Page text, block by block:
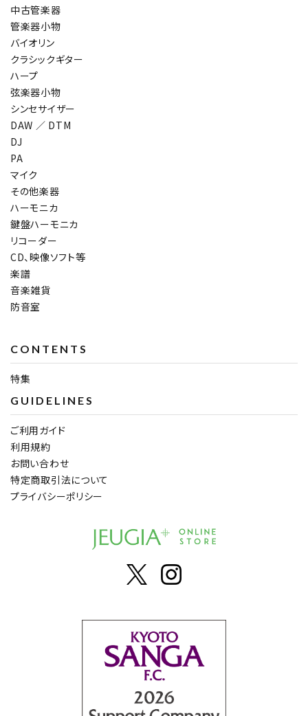
中古管楽器
管楽器小物
バイオリン
クラシックギター
ハープ
弦楽器小物
シンセサイザー
DAW ／ DTM
DJ
PA
マイク
その他楽器
ハーモニカ
鍵盤ハーモニカ
リコーダー
CD、映像ソフト等
楽譜
音楽雑貨
防音室
CONTENTS
特集
GUIDELINES
ご利用ガイド
利用規約
お問い合わせ
特定商取引法について
プライバシーポリシー